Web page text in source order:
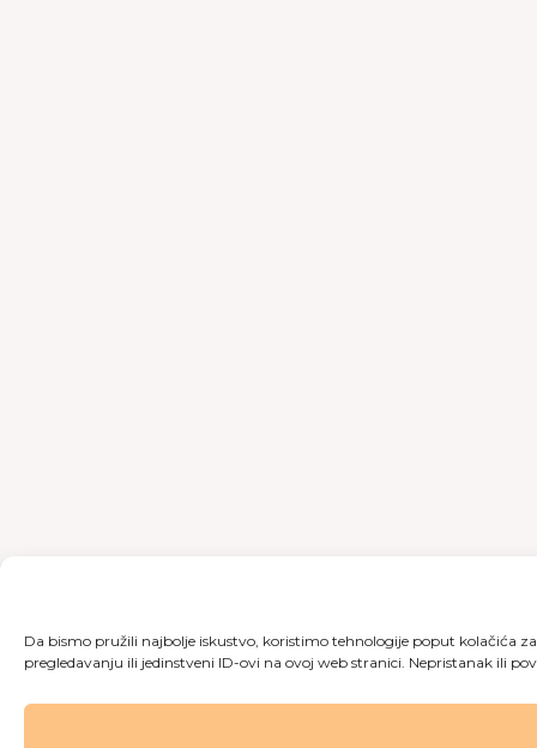
Da bismo pružili najbolje iskustvo, koristimo tehnologije poput kolačića
pregledavanju ili jedinstveni ID-ovi na ovoj web stranici. Nepristanak ili